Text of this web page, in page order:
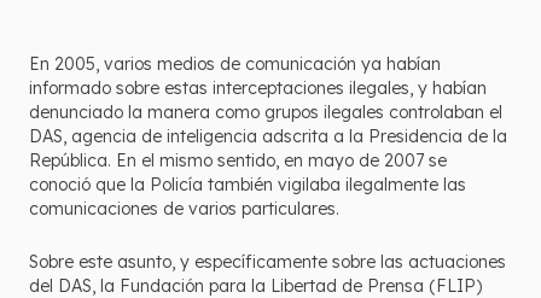
En 2005, varios medios de comunicación ya habían
informado sobre estas interceptaciones ilegales, y habían
denunciado la manera como grupos ilegales controlaban el
DAS, agencia de inteligencia adscrita a la Presidencia de la
República. En el mismo sentido, en mayo de 2007 se
conoció que la Policía también vigilaba ilegalmente las
comunicaciones de varios particulares.
Sobre este asunto, y específicamente sobre las actuaciones
del DAS, la Fundación para la Libertad de Prensa (FLIP)